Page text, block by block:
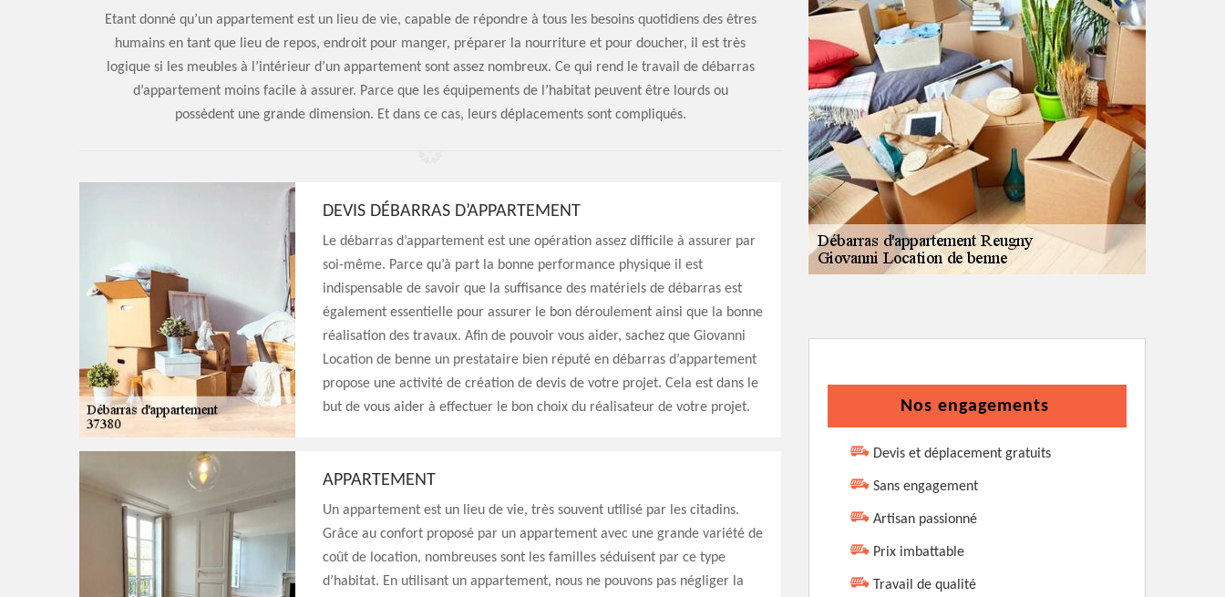
Etant donné qu’un appartement est un lieu de vie, capable de répondre à tous les besoins quotidiens des êtres
humains en tant que lieu de repos, endroit pour manger, préparer la nourriture et pour doucher, il est très
logique si les meubles à l’intérieur d’un appartement sont assez nombreux. Ce qui rend le travail de débarras
d’appartement moins facile à assurer. Parce que les équipements de l’habitat peuvent être lourds ou
possèdent une grande dimension. Et dans ce cas, leurs déplacements sont compliqués.
DEVIS DÉBARRAS D’APPARTEMENT
Le débarras d’appartement est une opération assez difficile à assurer par
soi-même. Parce qu’à part la bonne performance physique il est
indispensable de savoir que la suffisance des matériels de débarras est
également essentielle pour assurer le bon déroulement ainsi que la bonne
réalisation des travaux. Afin de pouvoir vous aider, sachez que Giovanni
Location de benne un prestataire bien réputé en débarras d’appartement
propose une activité de création de devis de votre projet. Cela est dans le
but de vous aider à effectuer le bon choix du réalisateur de votre projet.
APPARTEMENT
Un appartement est un lieu de vie, très souvent utilisé par les citadins.
Grâce au confort proposé par un appartement avec une grande variété de
coût de location, nombreuses sont les familles séduisent par ce type
d’habitat. En utilisant un appartement, nous ne pouvons pas négliger la
Nos engagements
Devis et déplacement gratuits
Sans engagement
Artisan passionné
Prix imbattable
Travail de qualité